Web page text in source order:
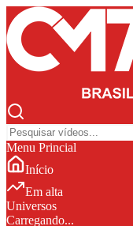
Menu Princial
Início
Em alta
Universos
Carregando...